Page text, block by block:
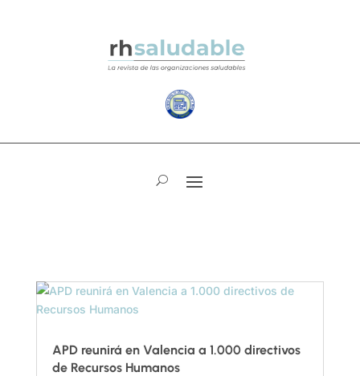
APD reunirá en Valencia a 1.000 directivos
de Recursos Humanos